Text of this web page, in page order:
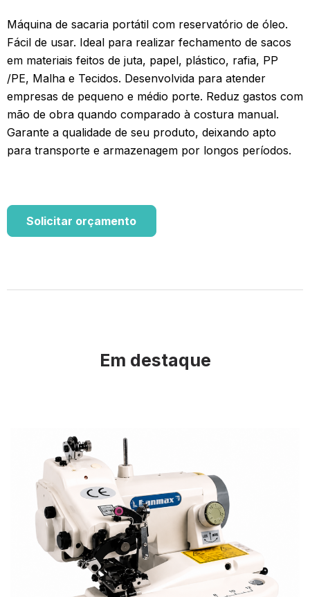
Máquina de sacaria portátil com reservatório de óleo.
Fácil de usar. Ideal para realizar fechamento de sacos
em materiais feitos de juta, papel, plástico, rafia, PP
/PE, Malha e Tecidos. Desenvolvida para atender
empresas de pequeno e médio porte. Reduz gastos com
mão de obra quando comparado à costura manual.
Garante a qualidade de seu produto, deixando apto
para transporte e armazenagem por longos períodos.
Solicitar orçamento
Em destaque